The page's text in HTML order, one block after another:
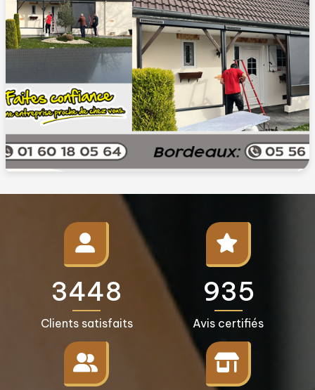
3500+
Clients satisfaits
950+
Avis certifiés